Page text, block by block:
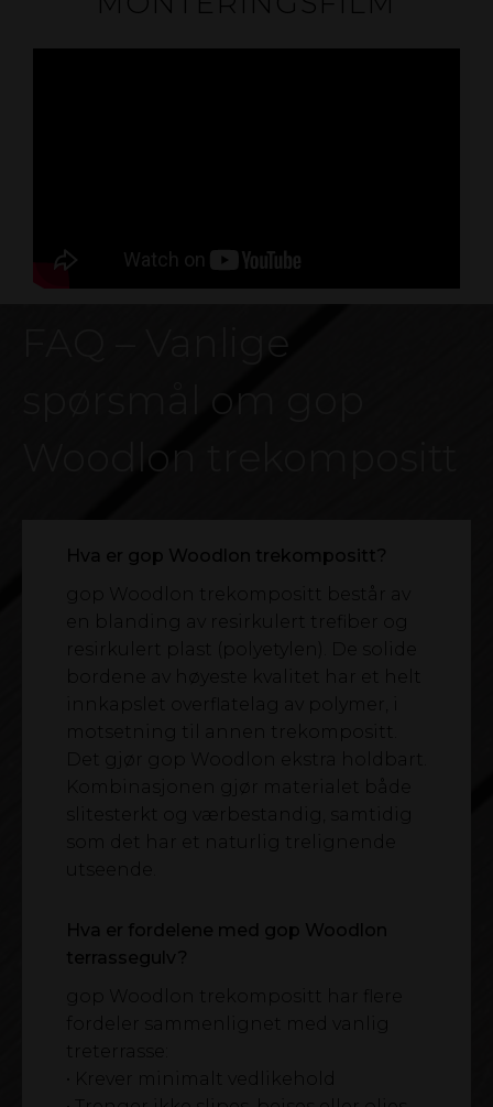
Hva er gop Woodlon trekompositt?
gop Woodlon trekompositt består av
en blanding av resirkulert trefiber og
resirkulert plast (polyetylen). De solide
bordene av høyeste kvalitet har et helt
innkapslet overflatelag av polymer, i
motsetning til annen trekompositt.
Det gjør gop Woodlon ekstra holdbart.
Kombinasjonen gjør materialet både
slitesterkt og værbestandig, samtidig
som det har et naturlig trelignende
utseende.
Hva er fordelene med gop Woodlon
terrassegulv?
gop Woodlon trekompositt har flere
fordeler sammenlignet med vanlig
treterrasse:
• Krever minimalt vedlikehold